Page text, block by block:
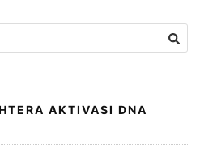
AKTIVASI DNA